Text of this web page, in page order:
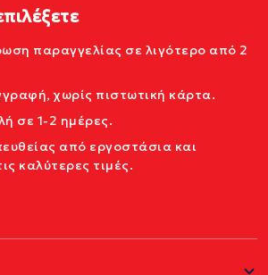
παραγγελίας σε λιγότερο από 2
χωρίς πιστωτική κάρτα.
σε 1-2 ημέρες.
από εργοστάσια και
καλύτερες τιμές.